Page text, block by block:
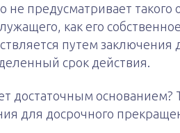
не предусматривает такого
как его
путем заключения
срок действия.
достаточным основанием?
для досрочного